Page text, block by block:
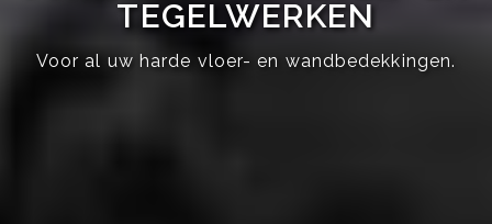
TEGELWERKEN
Voor al uw harde vloer- en wandbedekkingen.